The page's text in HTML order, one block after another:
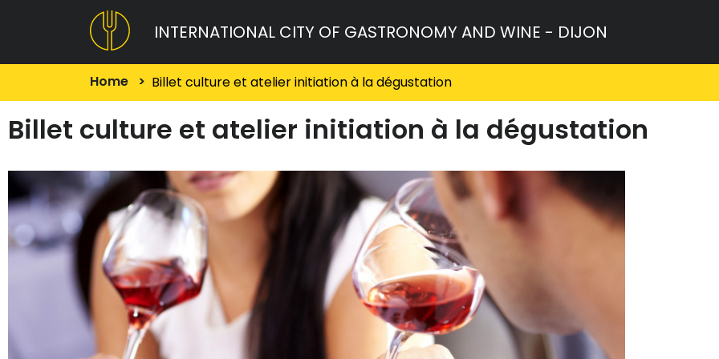
INTERNATIONAL CITY OF GASTRONOMY AND WINE - DIJON
Home > Billet culture et atelier initiation à la dégustation
Billet culture et atelier initiation à la dégustation